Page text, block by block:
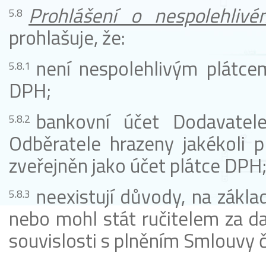
Prohlášení o
prohlašuje, že:
není nespolehlivým
DPH;
bankovní účet
Odběratele hrazeny
zveřejněn jako účet plátce DPH;
neexistují důvody, na
nebo mohl stát ručitelem za
souvislosti s plněním Smlouvy